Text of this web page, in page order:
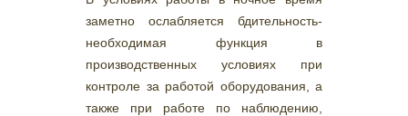
заметно ослабляется бдительность-
необходимая функция в
производственных условиях при
контроле за работой оборудования, а
также при работе по наблюдению,